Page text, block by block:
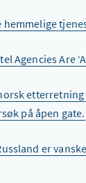
hemmelige
Agencies Are
på åpen gate.
er